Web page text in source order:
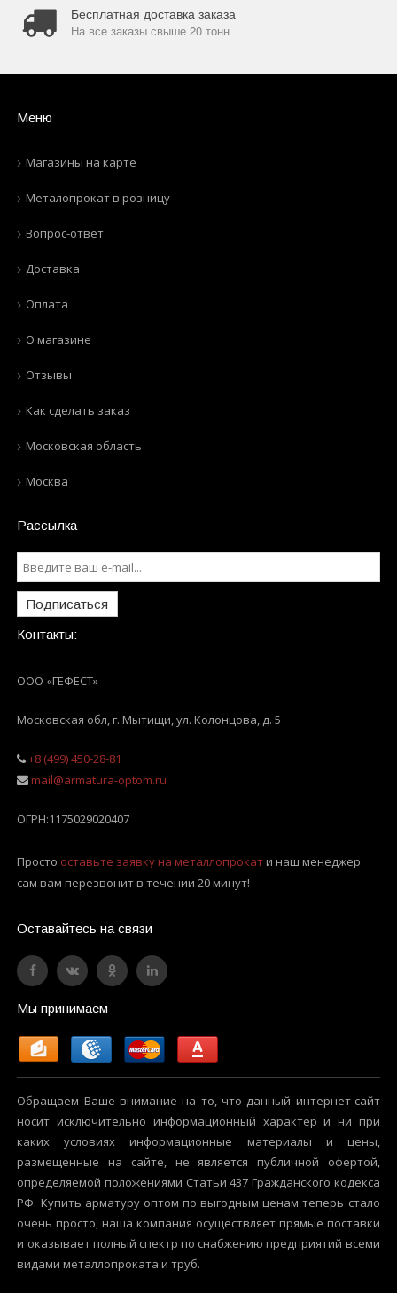
Бесплатная доставка заказа
На все заказы свыше 20 тонн
Меню
Магазины на карте
Металопрокат в розницу
Вопрос-ответ
Доставка
Оплата
О магазине
Отзывы
Как сделать заказ
Московская область
Москва
Рассылка
Подписаться
Контакты:
ООО «ГЕФЕСТ»
Московская обл, г. Мытищи,ул. Колонцова, д. 5
+8 (499) 450-28-81
mail@armatura-optom.ru
ОГРН:1175029020407
Просто оставьте заявку на металлопрокати наш менеджер
сам вам перезвонит в течении 20 минут!
Оставайтесь на связи
Мы принимаем
Обращаем Ваше внимание на то, что данный интернет-сайт
носит исключительно информационный характер и ни при
каких условиях информационные материалы и цены,
размещенные на сайте, не является публичной офертой,
определяемой положениями Статьи 437 Гражданского кодекса
РФ. Купить арматуру оптом по выгодным ценам теперь стало
очень просто, наша компания осуществляет прямые поставки
и оказывает полный спектр по снабжению предприятий всеми
видами металлопроката и труб.